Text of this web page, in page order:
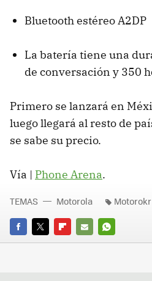
Bluetooth estéreo A2DP
La batería tiene una
de conversación y 350
Primero se lanzará en
luego llegará al resto de
se sabe su precio.
Vía | Phone Arena.
FACEBOOK
TWITTERFLIPBOARD
E-
WHATSAPP
TEMAS Motorola